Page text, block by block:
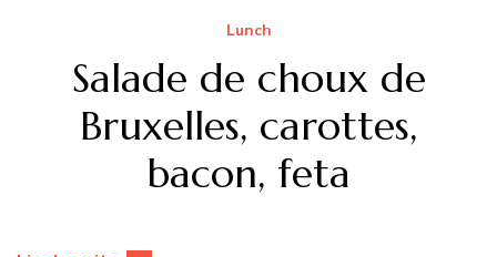
Lunch
Salade de choux de
Bruxelles, carottes,
bacon, feta